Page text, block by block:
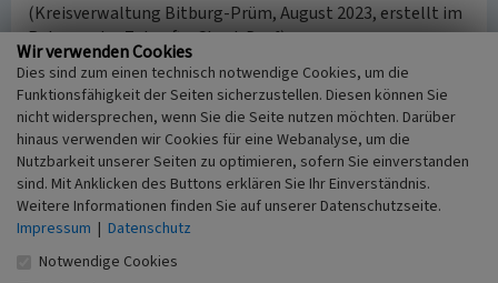
(Kreisverwaltung Bitburg-Prüm, August 2023, erstellt im
Rahmen des Zukunfts-Check Dorf)
Internet
Homepage von Auw an der Kyll
Katholische Pfarrkirche Mariä Himmelfahrt in
Auw an der Kyll
Schlagwörter
Pfarrkirche
Wir verwenden Cookies
Dies sind zum einen technisch notwendige Cookies, um die
Funktionsfähigkeit der Seiten sicherzustellen. Diesen können Sie
nicht widersprechen, wenn Sie die Seite nutzen möchten. Darüber
hinaus verwenden wir Cookies für eine Webanalyse, um die
Nutzbarkeit unserer Seiten zu optimieren, sofern Sie einverstanden
sind. Mit Anklicken des Buttons erklären Sie Ihr Einverständnis.
Weitere Informationen finden Sie auf unserer Datenschutzseite.
Impressum | Datenschutz
Notwendige Cookies